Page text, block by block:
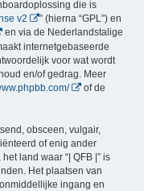
die is
v2
” (hierna “GPL”) en
en via de Nederlandstalige
internetgebaseerde
voor wat wordt
en/of gedrag. Meer
of de
obsceen, vulgair,
of enig ander
land waar “| QFB |” is
Het plaatsen van
ingang en